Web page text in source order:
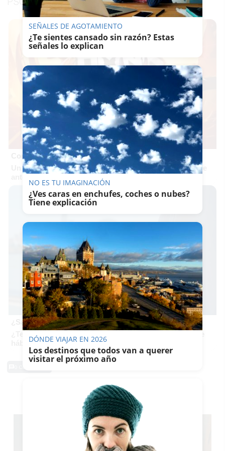
Corepunk MMORPG
Un verdadero MMORPG de la vieja escuela ¡Cómo los de
¿Sabes qué baja tu ánimo?
¿Te notas más irritable últimamente? Puede ser por este
hábito
TE PUEDE INTERESAR
SEÑALES DE AGOTAMIENTO
¿Te sientes cansado sin razón? Estas
señales lo explican
NO ES TU IMAGINACIÓN
¿Ves caras en enchufes, coches o nubes?
Tiene explicación
DÓNDE VIAJAR EN 2026
Los destinos que todos van a querer
visitar el próximo año